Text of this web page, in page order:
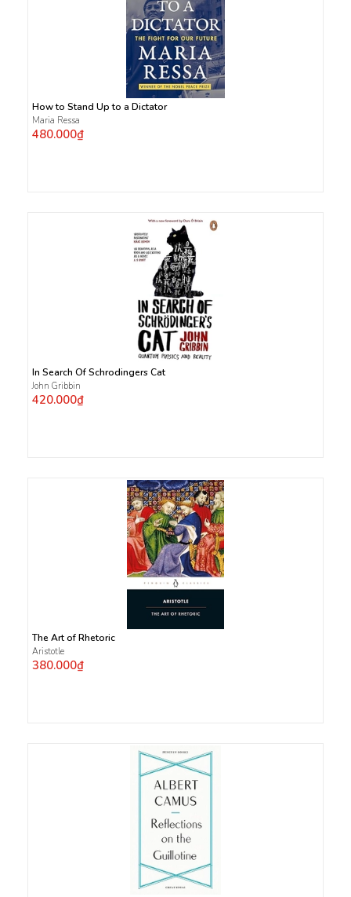
How to Stand Up to a Dictator
Maria Ressa
480.000₫
In Search Of Schrodingers Cat
John Gribbin
420.000₫
The Art of Rhetoric
Aristotle
380.000₫